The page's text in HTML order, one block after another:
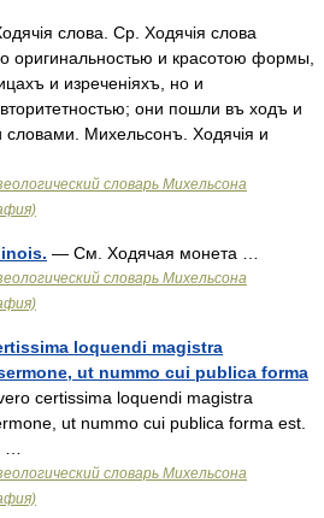
слова. Ср. Ходячія слова
оригинальностью и красотою формы,
и изреченіяхъ, но и
они пошли въ ходъ и
Михельсонъ. Ходячія и
словарь Михельсона
— См. Ходячая монета …
словарь Михельсона
loquendi magistra
ut nummo cui publica forma
certissima loquendi magistra
ut nummo cui publica forma est.
словарь Михельсона